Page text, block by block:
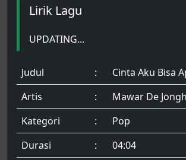
Lirik Lagu
UPDATING...
Judul :
Cinta Aku Bisa
Artis
:
Mawar De Jongh
Kategori
:
Pop
Durasi
:
04:04